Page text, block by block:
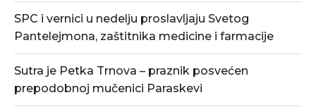
SPC i vernici u nedelju proslavljaju Svetog
Pantelejmona, zaštitnika medicine i farmacije
Sutra je Petka Trnova – praznik posvećen
prepodobnoj mučenici Paraskevi